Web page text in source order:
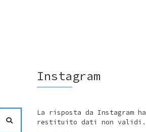
Instagram
La risposta da Instagram ha
restituito dati non validi.